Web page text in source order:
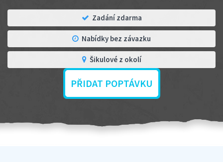
Zadání zdarma
Nabídky bez závazku
Šikulové z okolí
PŘIDAT POPTÁVKU